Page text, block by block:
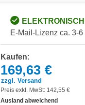
E-Mail-Lizenz ca. 3-
Kaufen:
169,63 €
zzgl. Versand
Preis exkl. MwSt: 142,55 €
Ausland abweichend